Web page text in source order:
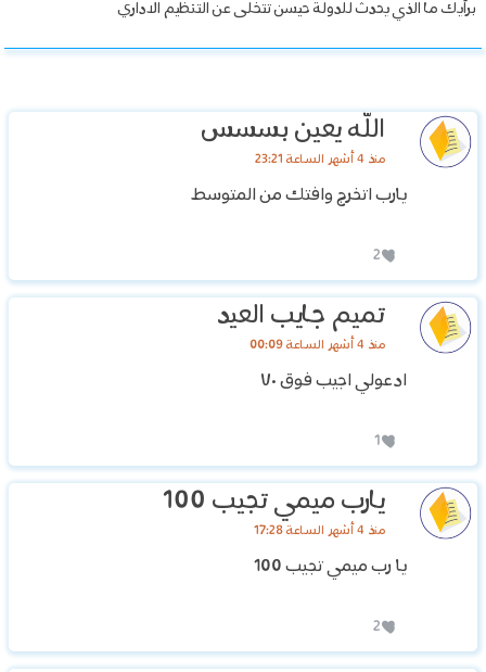
برأيك ما الذي يحدث للدولة حيسن تتخلى عن التنظيم الاداري
الله يعين بسسس
منذ 4 أشهر الساعة 23:21
يارب اتخرج وافتك من المتوسط
2
تميم جايب العيد
منذ 4 أشهر الساعة 00:09
ادعولي اجيب فوق ٧٠
1
يارب ميمي تجيب 100
منذ 4 أشهر الساعة 17:28
يا رب ميمي تجيب 100
2